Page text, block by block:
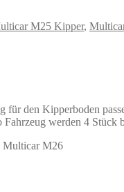
M25 Kipper,
für den Kipperboden
werden 4
Multicar M26